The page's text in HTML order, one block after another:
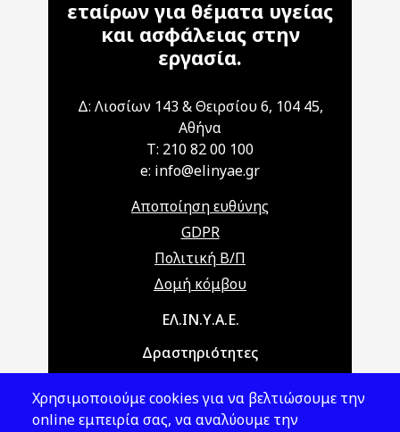
εταίρων για θέματα υγείας
και ασφάλειας στην
εργασία.
Δ: Λιοσίων 143 & Θειρσίου 6, 104 45,
Αθήνα
T: 210 82 00 100
e: info@elinyae.gr
Αποποίηση ευθύνης
GDPR
Πολιτική Β/Π
Δομή κόμβου
Main navigationΕΛ.ΙΝ.Υ.Α.Ε.
Δραστηριότητες
Νομοθεσία
Χρησιμοποιούμε cookies για να βελτιώσουμε την
online εμπειρία σας, να αναλύουμε την